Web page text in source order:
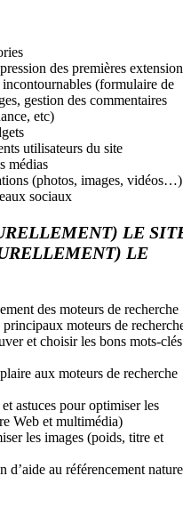
des premières
(formulaire de
gestion des commentaires
etc)
utilisateurs du site
médias
(photos, images, vidéos…)
sociaux
LE
LE
des moteurs de recherche
moteurs de
et choisir les bons mots-clés
aux moteurs de recherche
astuces pour optimiser les
Web et multimédia)
les images (poids, titre et
d’aide au référencement